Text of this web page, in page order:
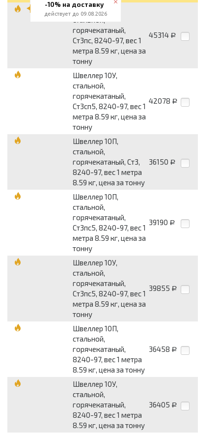
Швеллер 10,
стальной,
горячекатаный,
Ст3пс, 8240-97, вес 1
метра 8.59 кг, цена за
тонну
45314 Р
Швеллер 10У,
стальной,
горячекатаный,
Ст3сп5, 8240-97, вес 1
метра 8.59 кг, цена за
тонну
42078 Р
Швеллер 10П,
стальной,
горячекатаный, Ст3,
8240-97, вес 1 метра
8.59 кг, цена за тонну
36150 Р
Швеллер 10П,
стальной,
горячекатаный,
Ст3пс5, 8240-97, вес 1
метра 8.59 кг, цена за
тонну
39190 Р
Швеллер 10У,
стальной,
горячекатаный,
Ст3пс5, 8240-97, вес 1
метра 8.59 кг, цена за
тонну
39855 Р
Швеллер 10П,
стальной,
горячекатаный,
8240-97, вес 1 метра
8.59 кг, цена за тонну
36458 Р
Швеллер 10У,
стальной,
горячекатаный,
8240-97, вес 1 метра
8.59 кг, цена за тонну
36405 Р
-10% на доставку
действует до 09.08.2026